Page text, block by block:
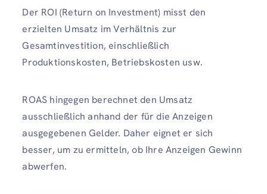
Der ROI (Return on Investment) misst den
erzielten Umsatz im Verhältnis zur
Gesamtinvestition, einschließlich
Produktionskosten, Betriebskosten usw.
ROAS hingegen berechnet den Umsatz
ausschließlich anhand der für die Anzeigen
ausgegebenen Gelder. Daher eignet er sich
besser, um zu ermitteln, ob Ihre Anzeigen Gewinn
abwerfen.